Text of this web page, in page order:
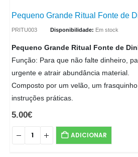
Pequeno Grande Ritual Fonte de
PRITU003 Disponibilidade: Em stock
Pequeno Grande Ritual Fonte de
Função: Para que não falte dinheiro,
urgente e atrair abundância material.
Composto por um velão, um
instruções práticas.
5.00€
ADICIONAR